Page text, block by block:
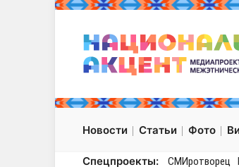
Новости Статьи Фото
Спецпроекты: СМИротворец